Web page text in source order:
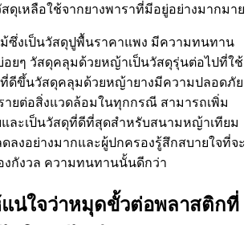
ดุเหลือใช้จากยางพาราที่มีอยู่อย่างมากมาย
ซึ่งเป็นวัสดุปูพื้นราคาแพง มีความทนทาน
อยๆ วัสดุคลุมด้วยหญ้าเป็นวัสดุรุ่นต่อไปที่ใช้
ดีขึ้นวัสดุคลุมด้วยหญ้ายางมีความปลอดภัย
ายต่อสิ่งแวดล้อมในทุกกรณี สามารถเพิ่ม
ละเป็นวัสดุที่ดีที่สุดสำหรับสนามหญ้าเทียม
ลงอย่างมากและผู้ปกครองรู้สึกสบายใจที่จะ
งกังวล ความทนทานนั้นดีกว่า
น่ใจว่าหมุดขั้วต่อพลาสติกที่